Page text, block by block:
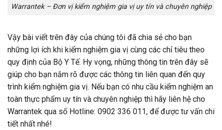
Warrantek – Đơn vị kiểm nghiệm gia vị uy tín và chuyên nghiệp
Vậy bài viết trên đây của chúng tôi đã chia sẻ cho bạn
những lợi ích khi kiểm nghiệm gia vị cùng các chỉ tiêu theo
quy định của Bộ Y Tế. Hy vọng, những thông tin trên đây sẽ
giúp cho bạn nắm rõ được các thông tin liên quan đến quy
trình kiểm nghiệm gia vị. Nếu bạn có nhu cầu kiểm nghiệm an
toàn thực phẩm uy tín và chuyên nghiệp thì hãy liên hệ cho
Warrantek qua số Hotline: 0902 336 011, để được tư vấn chi
tiết nhất nhé!